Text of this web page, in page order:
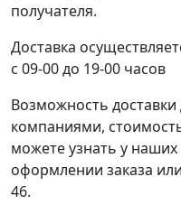
получателя.
Доставка
с 09-00 до 19-00 часов
Возможность
компаниями,
можете узнать у
оформлении заказа
46.